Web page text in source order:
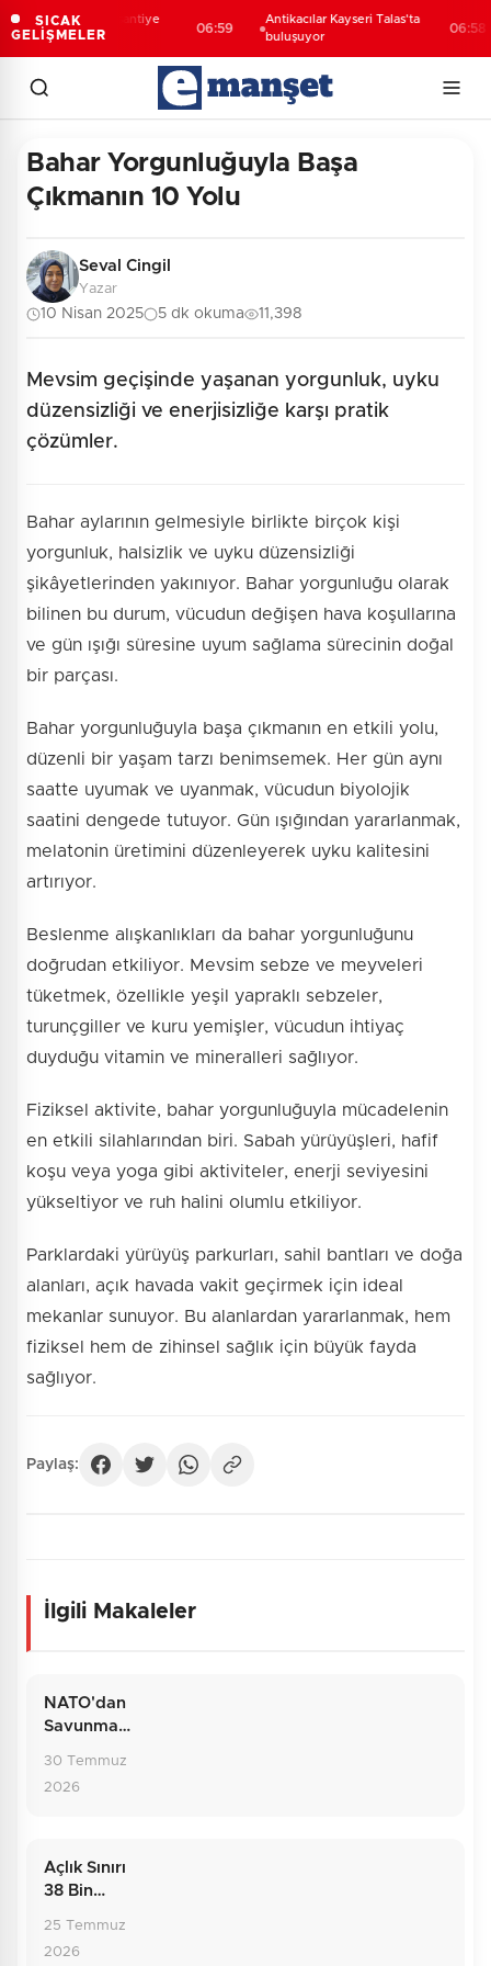
SICAK
GELİŞMELER
Kayseri Melikgazi şantiye
alanına döndü
06:59
Antikacılar Kayseri Talas'ta
buluşuyor
06:58
Bahar Yorgunluğuyla Başa
Çıkmanın 10 Yolu
Seval Cingil
Yazar
10 Nisan 2025 5 dk okuma 11,398
Mevsim geçişinde yaşanan yorgunluk, uyku
düzensizliği ve enerjisizliğe karşı pratik
çözümler.
Bahar aylarının gelmesiyle birlikte birçok kişi
yorgunluk, halsizlik ve uyku düzensizliği
şikâyetlerinden yakınıyor. Bahar yorgunluğu olarak
bilinen bu durum, vücudun değişen hava koşullarına
ve gün ışığı süresine uyum sağlama sürecinin doğal
bir parçası.
Bahar yorgunluğuyla başa çıkmanın en etkili yolu,
düzenli bir yaşam tarzı benimsemek. Her gün aynı
saatte uyumak ve uyanmak, vücudun biyolojik
saatini dengede tutuyor. Gün ışığından yararlanmak,
melatonin üretimini düzenleyerek uyku kalitesini
artırıyor.
Beslenme alışkanlıkları da bahar yorgunluğunu
doğrudan etkiliyor. Mevsim sebze ve meyveleri
tüketmek, özellikle yeşil yapraklı sebzeler,
turunçgiller ve kuru yemişler, vücudun ihtiyaç
duyduğu vitamin ve mineralleri sağlıyor.
Fiziksel aktivite, bahar yorgunluğuyla mücadelenin
en etkili silahlarından biri. Sabah yürüyüşleri, hafif
koşu veya yoga gibi aktiviteler, enerji seviyesini
yükseltiyor ve ruh halini olumlu etkiliyor.
Parklardaki yürüyüş parkurları, sahil bantları ve doğa
alanları, açık havada vakit geçirmek için ideal
mekanlar sunuyor. Bu alanlardan yararlanmak, hem
fiziksel hem de zihinsel sağlık için büyük fayda
sağlıyor.
Paylaş:
İlgili Makaleler
NATO'dan
Savunma
Dış Politika
30 Temmuz
2026
Açlık Sınırı
38 Bin
Rakamların
25 Temmuz
2026